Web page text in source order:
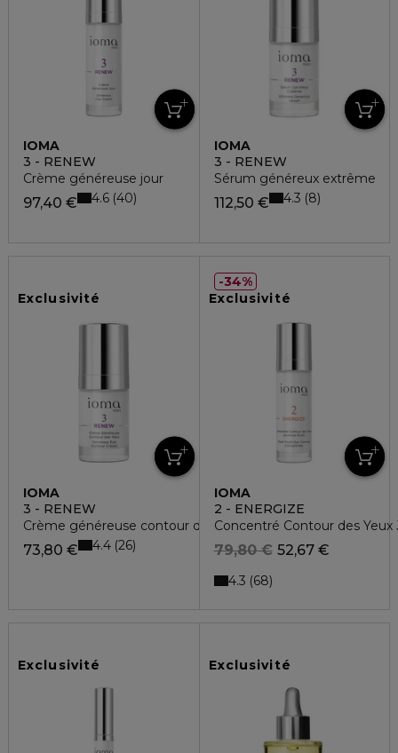
IOMA
3 - RENEW
Crème généreuse jour
97,40 € 4.6 40
IOMA
3 - RENEW
Sérum généreux extrême
112,50 € 4.3 8
Exclusivité
IOMA
3 - RENEW
Crème généreuse contour des yeux
73,80 € 4.4 26
Exclusivité
IOMA
2 - ENERGIZE
Concentré Contour des Yeux
52,67 €
79,80 €
4.3 68
34%
Exclusivité Exclusivité